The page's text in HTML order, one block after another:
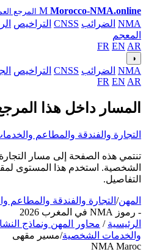
M Morocco-NMA.online المرجع
NMA الضرائب CNSS التراخيص
المعجم
FR EN AR
◑
NMA الضرائب CNSS التراخيص
FR EN AR
المسار داخل هذا
التجارة والفندقة والمطاعم
تنتمي هذه الصفحة إلى مسار
الشخصية. استخدم هذا المستوى
التفاصيل.
المهن/ التجارة والفندقة
- رموز NMA في المغرب 2026
الرئيسية / محاور المهن ونماذج
والخدمات الشخصية/مسير مقهى
NMA Maroc